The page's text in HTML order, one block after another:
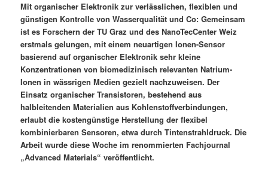
Mit organischer Elektronik zur verlässlichen, flexiblen und
günstigen Kontrolle von Wasserqualität und Co: Gemeinsam
ist es Forschern der TU Graz und des NanoTecCenter Weiz
erstmals gelungen, mit einem neuartigen Ionen-Sensor
basierend auf organischer Elektronik sehr kleine
Konzentrationen von biomedizinisch relevanten Natrium-
Ionen in wässrigen Medien gezielt nachzuweisen. Der
Einsatz organischer Transistoren, bestehend aus
halbleitenden Materialien aus Kohlenstoffverbindungen,
erlaubt die kostengünstige Herstellung der flexibel
kombinierbaren Sensoren, etwa durch Tintenstrahldruck. Die
Arbeit wurde diese Woche im renommierten Fachjournal
„Advanced Materials“ veröffentlicht.